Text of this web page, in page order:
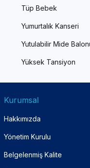
Tüp Bebek
Yumurtalık Kanseri
Yutulabilir Mide
Yüksek Tansiyon
Kurumsal
Hakkımızda
Yönetim Kurulu
Belgelenmiş Kalite